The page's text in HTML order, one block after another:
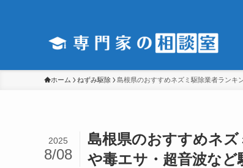
ホーム ねずみ駆除 島根県のおすすめネズミ駆除業者ランキ
島根県のおすすめネ
や毒エサ・超音波な
2025
8/08